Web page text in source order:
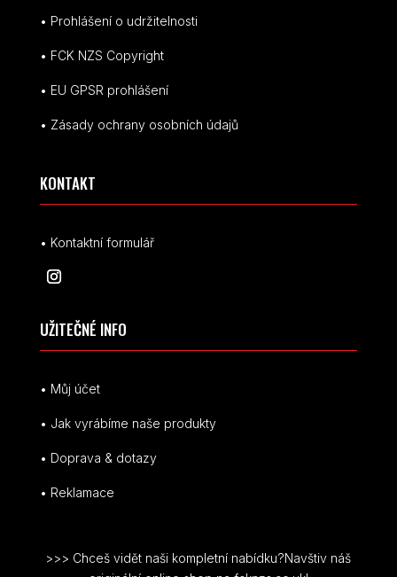
• Prohlášení o udržitelnosti
• FCK NZS Copyright
• EU GPSR prohlášení
• Zásady ochrany osobních údajů
KONTAKT
• Kontaktní formulář
UŽITEČNÉ INFO
• Můj účet
• Jak vyrábíme naše produkty
• Doprava & dotazy
• Reklamace
>>> Chceš vidět naši kompletní nabídku?Navštiv náš